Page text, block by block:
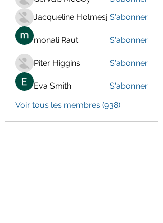
Jacqueline Holmesj S'abonner
monali Raut S'abonner
Piter Higgins S'abonner
Eva Smith
S'abonner
Voir tous les membres (938)